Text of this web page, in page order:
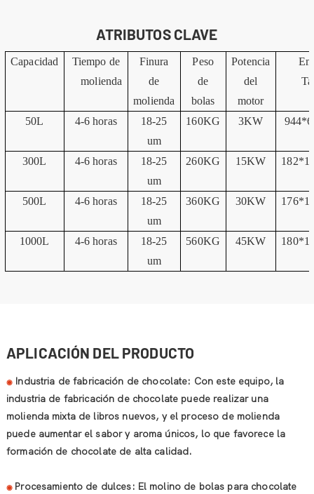
ATRIBUTOS CLAVE
Capacidad
Tiempo de
molienda
Finura
de
molienda
Peso
de
bolas
Potencia
del
motor
50L 4-6 horas
18-25
um
160KG 3KW
300L 4-6 horas
18-25
um
260KG 15KW
500L 4-6 horas
18-25
um
360KG 30KW
1000L 4-6 horas
18-25
um
560KG 45KW
APLICACIÓN DEL PRODUCTO
◉ Industria de fabricación de chocolate: Con este equipo, la
industria de fabricación de chocolate puede realizar una
molienda mixta de libros nuevos, y el proceso de molienda
puede aumentar el sabor y aroma únicos, lo que favorece la
formación de chocolate de alta calidad.
◉ Procesamiento de dulces: El molino de bolas para chocolate